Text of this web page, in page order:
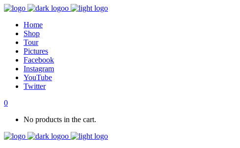
Home
Shop
Tour
Pictures
Facebook
Instagram
YouTube
Twitter
0
No products in the cart.